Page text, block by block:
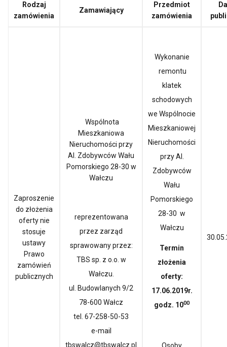
Rodzaj
zamówienia
Zamawiający
Przedmiot
zamówienia
Zaproszenie
do złożenia
oferty nie
stosuje
ustawy
Prawo
zamówień
publicznych
Wspólnota
Mieszkaniowa
Nieruchomości przy
Al. Zdobywców Wału
Pomorskiego 28-30 w
Wałczu
reprezentowana
przez zarząd
sprawowany przez:
TBS sp. z o.o. w
Wałczu.
ul. Budowlanych 9/2
78-600 Wałcz
tel. 67-258-50-53
e-mail
tbswalcz@tbswalcz.pl
Wykonanie
remontu
klatek
schodowych
we Wspólnocie
Mieszkaniowej
Nieruchomości
przy Al.
Zdobywców
Wału
Pomorskiego
28-30 w
Wałczu
Termin
złożenia
oferty:
17.06.2019r.
godz. 1000